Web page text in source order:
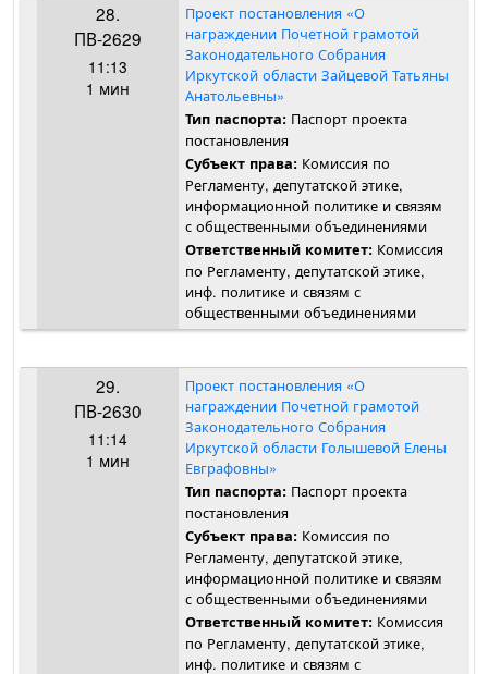
28.
ПВ-2629
11:13
1 мин
Проект постановления «О
награждении Почетной грамотой
Законодательного Собрания
Иркутской области Зайцевой Татьяны
Анатольевны»
Тип паспорта: Паспорт проекта
постановления
Субъект права: Комиссия по
Регламенту, депутатской этике,
информационной политике и связям
с общественными объединениями
Ответственный комитет: Комиссия
по Регламенту, депутатской этике,
инф. политике и связям с
общественными объединениями
29.
ПВ-2630
11:14
1 мин
Проект постановления «О
награждении Почетной грамотой
Законодательного Собрания
Иркутской области Голышевой Елены
Евграфовны»
Тип паспорта: Паспорт проекта
постановления
Субъект права: Комиссия по
Регламенту, депутатской этике,
информационной политике и связям
с общественными объединениями
Ответственный комитет: Комиссия
по Регламенту, депутатской этике,
инф. политике и связям с